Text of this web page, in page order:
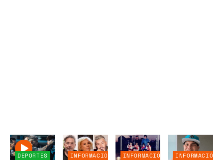
DEPORTES
INFORMACIÓN
INFORMACIÓN
INFORMACIÓN